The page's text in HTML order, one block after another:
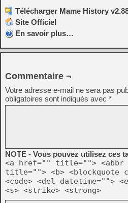
Télécharger Mame History
Site Officiel
En savoir plus…
Commentaire ¬
Votre adresse e-mail ne sera pas
obligatoires sont indiqués avec *
NOTE - Vous pouvez utilisez ces
<a href="" title=""> <abbr
title=""> <b> <blockquote
<code> <del datetime="">
<s> <strike> <strong>